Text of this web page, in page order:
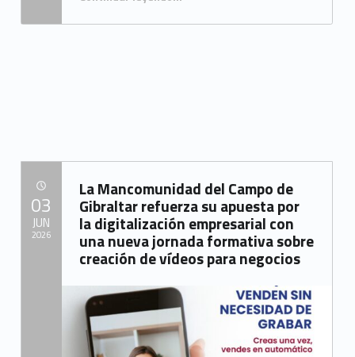
La Mancomunidad del Campo de
Gibraltar refuerza su apuesta por
la digitalización empresarial con
una nueva jornada formativa sobre
creación de vídeos para negocios
POSTED ON:03
JUN
2026